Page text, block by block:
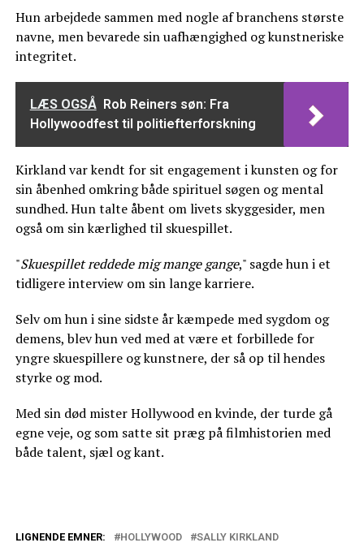
Hun arbejdede sammen med nogle af branchens største
navne, men bevarede sin uafhængighed og kunstneriske
integritet.
LÆS OGSÅ Rob Reiners søn: Fra
Hollywoodfest til politiefterforskning
Kirkland var kendt for sit engagement i kunsten og for
sin åbenhed omkring både spirituel søgen og mental
sundhed. Hun talte åbent om livets skyggesider, men
også om sin kærlighed til skuespillet.
"Skuespillet reddede mig mange gange," sagde hun i et
tidligere interview om sin lange karriere.
Selv om hun i sine sidste år kæmpede med sygdom og
demens, blev hun ved med at være et forbillede for
yngre skuespillere og kunstnere, der så op til hendes
styrke og mod.
Med sin død mister Hollywood en kvinde, der turde gå
egne veje, og som satte sit præg på filmhistorien med
både talent, sjæl og kant.
LIGNENDE EMNER: HOLLYWOOD SALLY KIRKLAND